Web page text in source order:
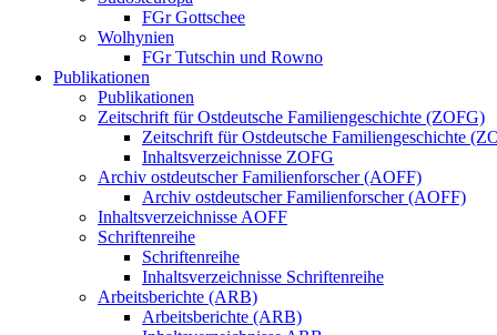
FGr Gottschee
Wolhynien
FGr Tutschin und Rowno
Publikationen
Publikationen
Zeitschrift für Ostdeutsche Familiengeschichte (ZOFG)
Zeitschrift für Ostdeutsche Familiengeschichte
Inhaltsverzeichnisse ZOFG
Archiv ostdeutscher Familienforscher (AOFF)
Archiv ostdeutscher Familienforscher (AOFF)
Inhaltsverzeichnisse AOFF
Schriftenreihe
Schriftenreihe
Inhaltsverzeichnisse Schriftenreihe
Arbeitsberichte (ARB)
Arbeitsberichte (ARB)